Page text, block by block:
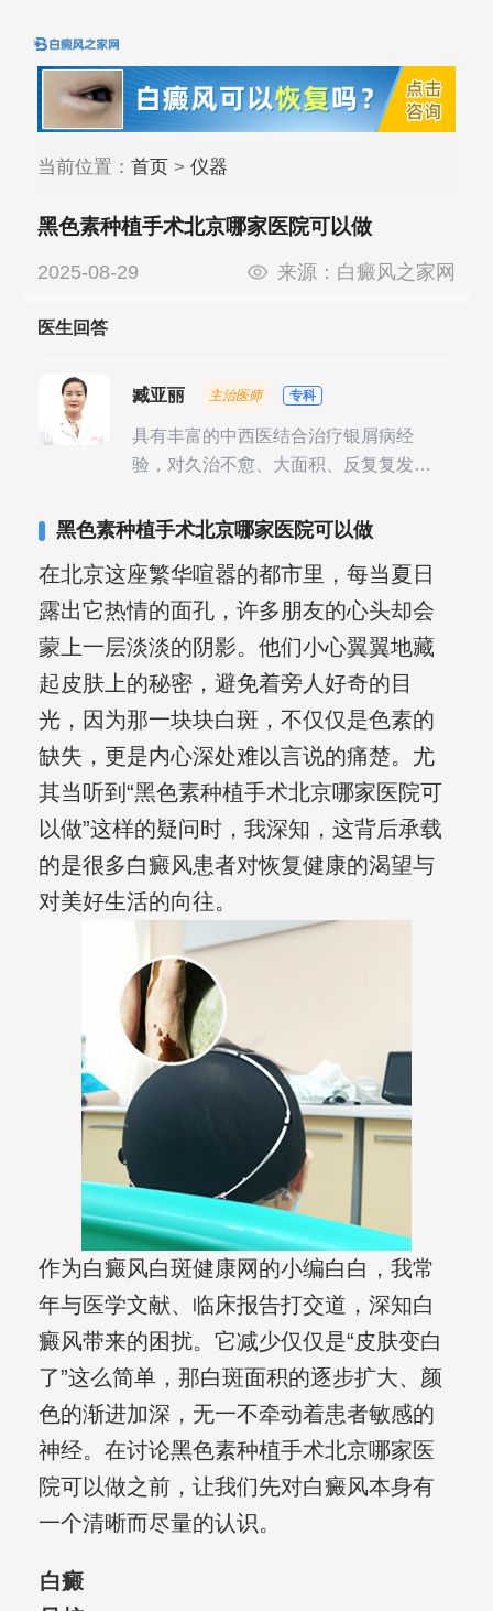
当前位置： 首页> 仪器
黑色素种植手术北京哪家医院可以做
2025-08-29 来源： 白癜风之家网
医生回答
臧亚丽 主治医师 专科
具有丰富的中西医结合治疗银屑病经
验，对久治不愈、大面积、反复复发性
黑色素种植手术北京哪家医院可以做
在北京这座繁华喧嚣的都市里，每当夏日
露出它热情的面孔，许多朋友的心头却会
蒙上一层淡淡的阴影。他们小心翼翼地藏
起皮肤上的秘密，避免着旁人好奇的目
光，因为那一块块白斑，不仅仅是色素的
缺失，更是内心深处难以言说的痛楚。尤
其当听到“黑色素种植手术北京哪家医院可
以做”这样的疑问时，我深知，这背后承载
的是很多白癜风患者对恢复健康的渴望与
对美好生活的向往。
作为白癜风白斑健康网的小编白白，我常
年与医学文献、临床报告打交道，深知白
癜风带来的困扰。它减少仅仅是“皮肤变白
了”这么简单，那白斑面积的逐步扩大、颜
色的渐进加深，无一不牵动着患者敏感的
神经。在讨论黑色素种植手术北京哪家医
院可以做之前，让我们先对白癜风本身有
一个清晰而尽量的认识。
白癜